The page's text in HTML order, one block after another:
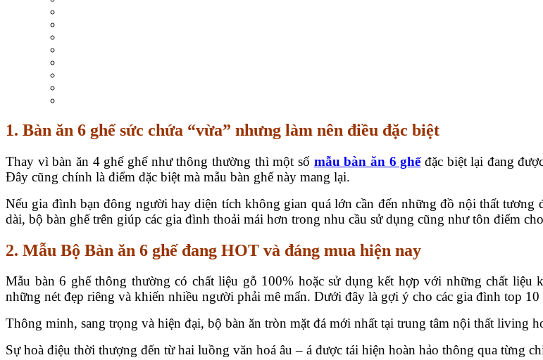
1. Bàn ăn 6 ghế sức chứa “vừa” nhưng làm nên điều đặc biệt
Thay vì bàn ăn 4 ghế ghế như thông thường thì một số mẫu bàn ăn 6 ghếđặc biệt lại đang
Đây cũng chính là điểm đặc biệt mà mẫu bàn ghế này mang lại.
Nếu gia đình bạn đông người hay diện tích không gian quá lớn cần đến những đồ nội thất
dài, bộ bàn ghế trên giúp các gia đình thoải mái hơn trong nhu cầu sử dụng cũng như tôn điểm
2. Mẫu Bộ Bàn ăn 6 ghế đang HOT và đáng mua hiện nay
Mẫu bàn 6 ghế thông thường có chất liệu gỗ 100% hoặc sử dụng kết hợp với những chất
những nét đẹp riêng và khiến nhiều người phải mê mẩn. Dưới đây là gợi ý cho các gia đình top
Thông minh, sang trọng và hiện đại, bộ bàn ăn tròn mặt đá mới nhất tại trung tâm nội thất living
Sự hoà điệu thời thượng đến từ hai luồng văn hoá âu – á được tái hiện hoàn hảo thông qua từng